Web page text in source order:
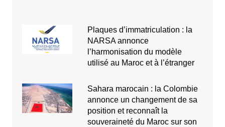
Plaques d’immatriculation : la
NARSA annonce
l’harmonisation du modèle
utilisé au Maroc et à l’étranger
Sahara marocain : la Colombie
annonce un changement de sa
position et reconnaît la
souveraineté du Maroc sur son